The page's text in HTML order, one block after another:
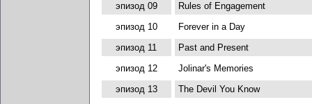
эпизод 09
Rules of Engagement
эпизод 10
Forever in a Day
эпизод 11
Past and Present
эпизод 12
Jolinar's Memories
эпизод 13
The Devil You Know